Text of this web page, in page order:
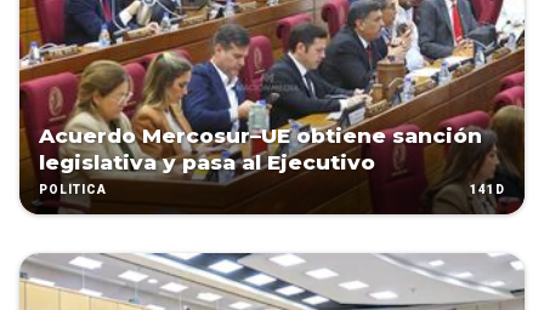
Acuerdo Mercosur–UE obtiene sanción
legislativa y pasa al Ejecutivo
POLÍTICA 141D